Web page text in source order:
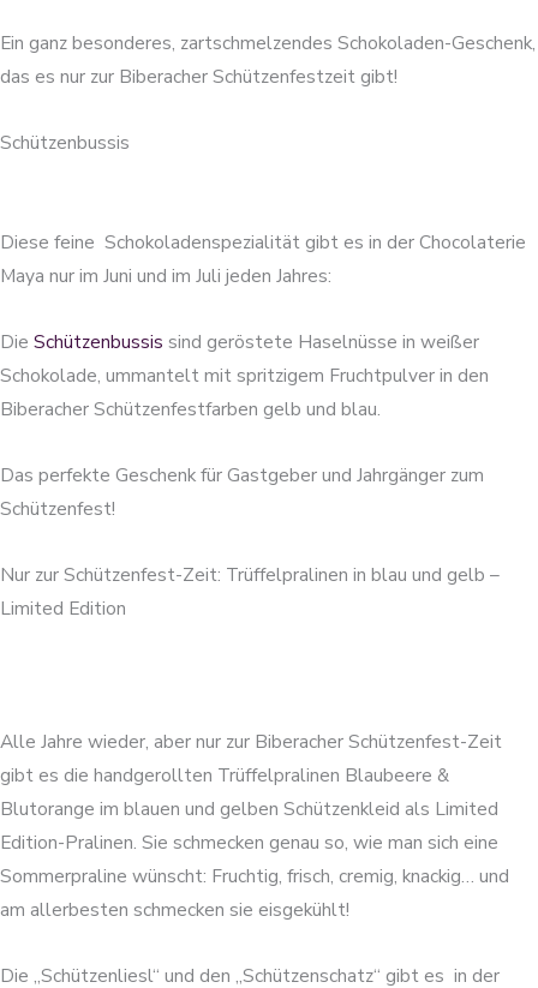
Ein ganz besonderes, zartschmelzendes Schokoladen-Geschenk,
das es nur zur Biberacher Schützenfestzeit gibt!
Schützenbussis
Diese feine Schokoladenspezialität gibt es in der Chocolaterie
Maya nur im Juni und im Juli jeden Jahres:
Die Schützenbussis sind geröstete Haselnüsse in weißer
Schokolade, ummantelt mit spritzigem Fruchtpulver in den
Biberacher Schützenfestfarben gelb und blau.
Das perfekte Geschenk für Gastgeber und Jahrgänger zum
Schützenfest!
Nur zur Schützenfest-Zeit: Trüffelpralinen in blau und gelb –
Limited Edition
Alle Jahre wieder, aber nur zur Biberacher Schützenfest-Zeit
gibt es die handgerollten Trüffelpralinen Blaubeere &
Blutorange im blauen und gelben Schützenkleid als Limited
Edition-Pralinen. Sie schmecken genau so, wie man sich eine
Sommerpraline wünscht: Fruchtig, frisch, cremig, knackig… und
am allerbesten schmecken sie eisgekühlt!
Die „Schützenliesl“ und den „Schützenschatz“ gibt es in der